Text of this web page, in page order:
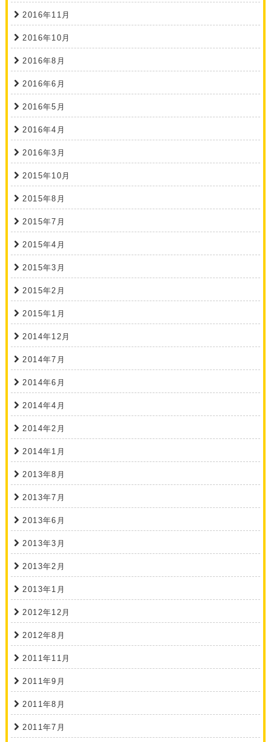
2016年11月
2016年10月
2016年8月
2016年6月
2016年5月
2016年4月
2016年3月
2015年10月
2015年8月
2015年7月
2015年4月
2015年3月
2015年2月
2015年1月
2014年12月
2014年7月
2014年6月
2014年4月
2014年2月
2014年1月
2013年8月
2013年7月
2013年6月
2013年3月
2013年2月
2013年1月
2012年12月
2012年8月
2011年11月
2011年9月
2011年8月
2011年7月